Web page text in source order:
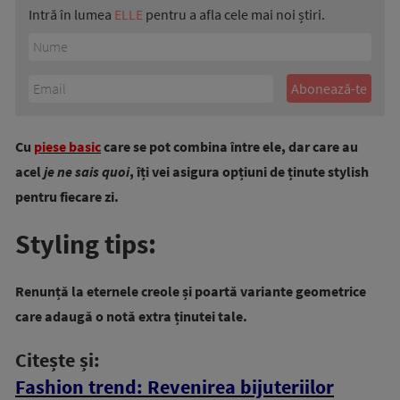
Intră în lumea ELLE pentru a afla cele mai noi știri.
Cu piese basiccare se pot combina între ele, dar care au
acel je ne sais quoi, îți vei asigura opțiuni de ținute stylish
pentru fiecare zi.
Styling tips:
Renunță la eternele creole și poartă variante geometrice
care adaugă o notă extra ținutei tale.
Citește și:
Fashion trend: Revenirea bijuteriilor